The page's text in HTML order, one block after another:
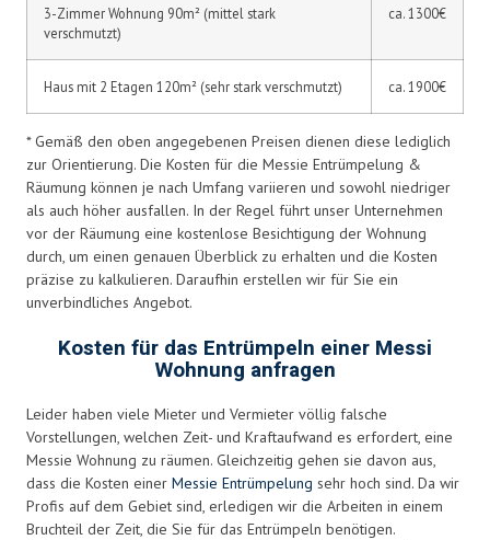
3-Zimmer Wohnung 90m² (mittel stark
verschmutzt)
ca. 1300€
Haus mit 2 Etagen 120m² (sehr stark verschmutzt) ca. 1900€
* Gemäß den oben angegebenen Preisen dienen diese lediglich
zur Orientierung. Die Kosten für die Messie Entrümpelung &
Räumung können je nach Umfang variieren und sowohl niedriger
als auch höher ausfallen. In der Regel führt unser Unternehmen
vor der Räumung eine kostenlose Besichtigung der Wohnung
durch, um einen genauen Überblick zu erhalten und die Kosten
präzise zu kalkulieren. Daraufhin erstellen wir für Sie ein
unverbindliches Angebot.
Kosten für das Entrümpeln einer Messi
Wohnung anfragen
Leider haben viele Mieter und Vermieter völlig falsche
Vorstellungen, welchen Zeit- und Kraftaufwand es erfordert, eine
Messie Wohnung zu räumen. Gleichzeitig gehen sie davon aus,
dass die Kosten einer Messie Entrümpelung sehr hoch sind. Da wir
Profis auf dem Gebiet sind, erledigen wir die Arbeiten in einem
Bruchteil der Zeit, die Sie für das Entrümpeln benötigen.